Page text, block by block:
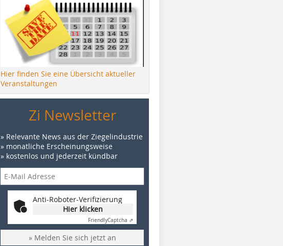
Hier finden Sie eine Übersicht aktueller
Veranstaltungen
Zi Newsletter
» Relevante News aus der Ziegelindustrie
» monatliche Erscheinungsweise
» kostenlos und jederzeit kündbar
Anti-Roboter-Verifizierung
Hier klicken
FriendlyCaptcha ⇗
» Melden Sie sich jetzt an